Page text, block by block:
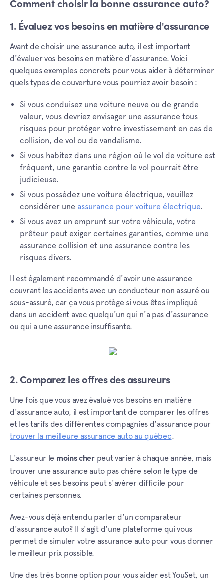
Comment choisir la bonne assurance auto?
1. Évaluez vos besoins en matière d'assurance
Avant de choisir une assurance auto, il est important
d'évaluer vos besoins en matière d'assurance. Voici
quelques exemples concrets pour vous aider à déterminer
quels types de couverture vous pourriez avoir besoin :
Si vous conduisez une voiture neuve ou de grande
valeur, vous devriez envisager une assurance tous
risques pour protéger votre investissement en cas de
collision, de vol ou de vandalisme.
Si vous habitez dans une région où le vol de voiture est
fréquent, une garantie contre le vol pourrait être
judicieuse.
Si vous possédez une voiture électrique, veuillez
considérer une assurance pour voiture électrique.
Si vous avez un emprunt sur votre véhicule, votre
prêteur peut exiger certaines garanties, comme une
assurance collision et une assurance contre les
risques divers.
Il est également recommandé d'avoir une assurance
couvrant les accidents avec un conducteur non assuré ou
sous-assuré, car ça vous protège si vous êtes impliqué
dans un accident avec quelqu'un qui n'a pas d'assurance
ou qui a une assurance insuffisante.
2. Comparez les offres des assureurs
Une fois que vous avez évalué vos besoins en matière
d'assurance auto, il est important de comparer les offres
et les tarifs des différentes compagnies d'assurance pour
trouver la meilleure assurance auto au québec.
L'assureur le moins cherpeut varier à chaque année, mais
trouver une assurance auto pas chère selon le type de
véhicule et ses besoins peut s'avérer difficile pour
certaines personnes.
Avez-vous déjà entendu parler d'un comparateur
d'assurance auto? Il s'agit d'une plateforme qui vous
permet de simuler votre assurance auto pour vous donner
le meilleur prix possible.
Une des très bonne option pour vous aider est YouSet, un